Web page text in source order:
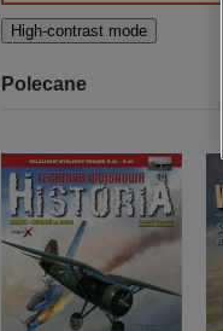
edukacja
kobiece, lifestyle, kultura
High-contrast mode
Polecane